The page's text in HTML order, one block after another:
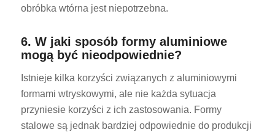
obróbka wtórna jest niepotrzebna.
6. W jaki sposób formy aluminiowe
mogą być nieodpowiednie?
Istnieje kilka korzyści związanych z aluminiowymi
formami wtryskowymi, ale nie każda sytuacja
przyniesie korzyści z ich zastosowania. Formy
stalowe są jednak bardziej odpowiednie do produkcji